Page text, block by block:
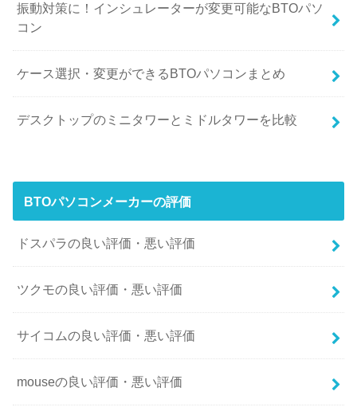
振動対策に！インシュレーターが変更可能なBTOパソ
コン
ケース選択・変更ができるBTOパソコンまとめ
デスクトップのミニタワーとミドルタワーを比較
BTOパソコンメーカーの評価
ドスパラの良い評価・悪い評価
ツクモの良い評価・悪い評価
サイコムの良い評価・悪い評価
mouseの良い評価・悪い評価